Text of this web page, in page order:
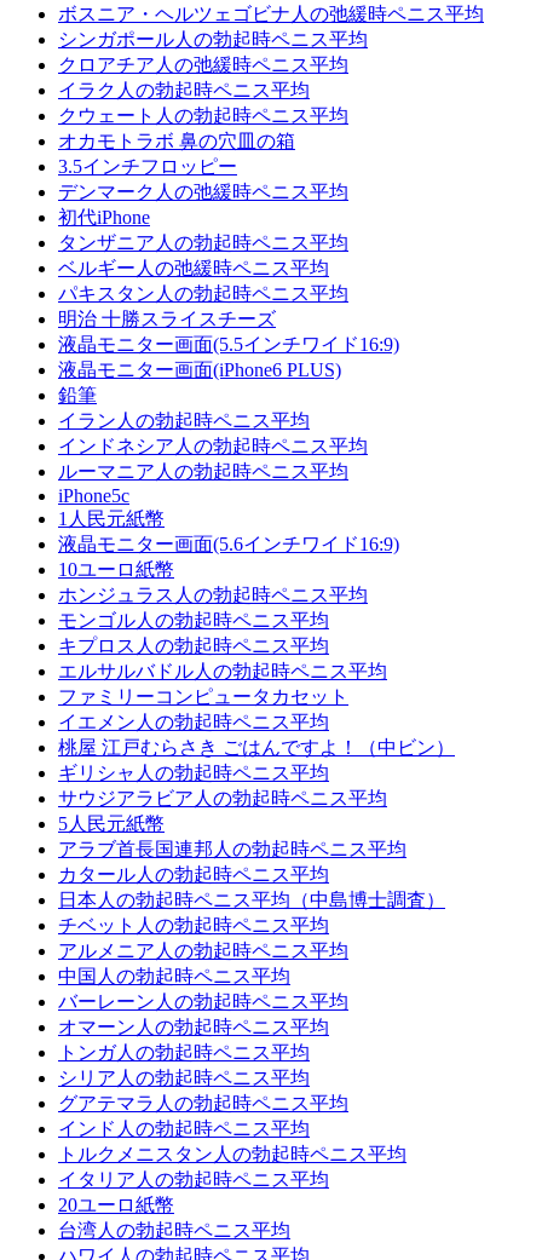
ボスニア・ヘルツェゴビナ人の弛緩時ペニス平均
シンガポール人の勃起時ペニス平均
クロアチア人の弛緩時ペニス平均
イラク人の勃起時ペニス平均
クウェート人の勃起時ペニス平均
オカモトラボ 鼻の穴皿の箱
3.5インチフロッピー
デンマーク人の弛緩時ペニス平均
初代iPhone
タンザニア人の勃起時ペニス平均
ベルギー人の弛緩時ペニス平均
パキスタン人の勃起時ペニス平均
明治 十勝スライスチーズ
液晶モニター画面(5.5インチワイド16:9)
液晶モニター画面(iPhone6 PLUS)
鉛筆
イラン人の勃起時ペニス平均
インドネシア人の勃起時ペニス平均
ルーマニア人の勃起時ペニス平均
iPhone5c
1人民元紙幣
液晶モニター画面(5.6インチワイド16:9)
10ユーロ紙幣
ホンジュラス人の勃起時ペニス平均
モンゴル人の勃起時ペニス平均
キプロス人の勃起時ペニス平均
エルサルバドル人の勃起時ペニス平均
ファミリーコンピュータカセット
イエメン人の勃起時ペニス平均
桃屋 江戸むらさき ごはんですよ！（中ビン）
ギリシャ人の勃起時ペニス平均
サウジアラビア人の勃起時ペニス平均
5人民元紙幣
アラブ首長国連邦人の勃起時ペニス平均
カタール人の勃起時ペニス平均
日本人の勃起時ペニス平均（中島博士調査）
チベット人の勃起時ペニス平均
アルメニア人の勃起時ペニス平均
中国人の勃起時ペニス平均
バーレーン人の勃起時ペニス平均
オマーン人の勃起時ペニス平均
トンガ人の勃起時ペニス平均
シリア人の勃起時ペニス平均
グアテマラ人の勃起時ペニス平均
インド人の勃起時ペニス平均
トルクメニスタン人の勃起時ペニス平均
イタリア人の勃起時ペニス平均
20ユーロ紙幣
台湾人の勃起時ペニス平均
ハワイ人の勃起時ペニス平均